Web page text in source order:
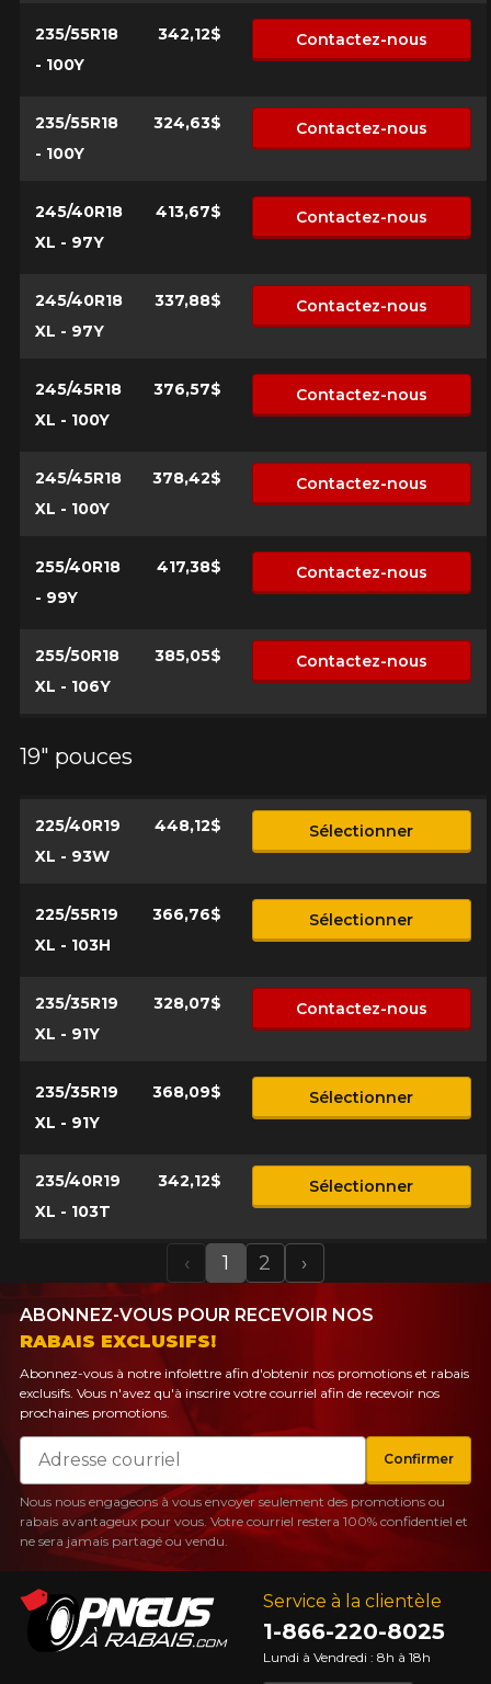
235/55R18
- 100Y
342,12$ Contactez-nous
235/55R18
- 100Y
324,63$ Contactez-nous
245/40R18
XL - 97Y
413,67$ Contactez-nous
245/40R18
XL - 97Y
337,88$ Contactez-nous
245/45R18
XL - 100Y
376,57$ Contactez-nous
245/45R18
XL - 100Y
378,42$ Contactez-nous
255/40R18
- 99Y
417,38$ Contactez-nous
255/50R18
XL - 106Y
385,05$ Contactez-nous
19" pouces
225/40R19
XL - 93W
448,12$ Sélectionner
225/55R19
XL - 103H
366,76$ Sélectionner
235/35R19
XL - 91Y
328,07$ Contactez-nous
235/35R19
XL - 91Y
368,09$ Sélectionner
235/40R19
XL - 103T
342,12$ Sélectionner
Previous
‹ 1 2 Next
›
Service à la clientèle
1-866-220-8025
Lundi à Vendredi : 8h à 18h
ABONNEZ-VOUS POUR RECEVOIR NOS
RABAIS EXCLUSIFS!
Abonnez-vous à notre infolettre afin d'obtenir nos promotions et rabais
exclusifs. Vous n'avez qu'à inscrire votre courriel afin de recevoir nos
prochaines promotions.
Courriel
Confirmer
Nous nous engageons à vous envoyer seulement des promotions ou
rabais avantageux pour vous. Votre courriel restera 100% confidentiel et
ne sera jamais partagé ou vendu.